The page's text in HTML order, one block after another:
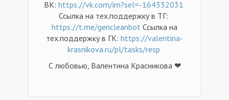
ВК: https://vk.com/im?sel=-164332031
Ссылка на тех.поддержку в ТГ:
https://t.me/gencleanbot Ссылка на
тех.поддержку в ГК: https://valentina-
krasnikova.ru/pl/tasks/resp
С любовью, Валентина Красникова ❤